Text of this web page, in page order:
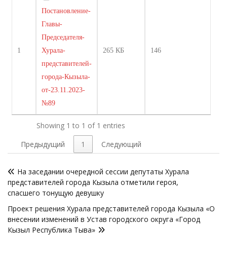
1
Постановление-
Главы-
Председателя-
Хурала-
представителей-
города-Кызыла-
от-23.11.2023-
№89
265 КБ 146
Showing 1 to 1 of 1 entries
Предыдущий
1 Следующий
по
записям
На заседании очередной сессии депутаты Хурала
представителей города Кызыла отметили героя,
спасшего тонущую девушку
Проект решения Хурала представителей города Кызыла «О
внесении изменений в Устав городского округа «Город
Кызыл Республика Тыва»